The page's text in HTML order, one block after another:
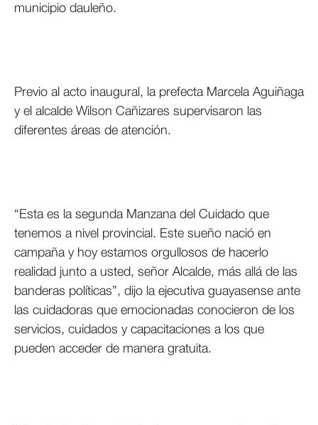
municipio dauleño.
Previo al acto inaugural, la prefecta Marcela Aguiñaga
y el alcalde Wilson Cañizares supervisaron las
diferentes áreas de atención.
“Esta es la segunda Manzana del Cuidado que
tenemos a nivel provincial. Este sueño nació en
campaña y hoy estamos orgullosos de hacerlo
realidad junto a usted, señor Alcalde, más allá de las
banderas políticas”, dijo la ejecutiva guayasense ante
las cuidadoras que emocionadas conocieron de los
servicios, cuidados y capacitaciones a los que
pueden acceder de manera gratuita.